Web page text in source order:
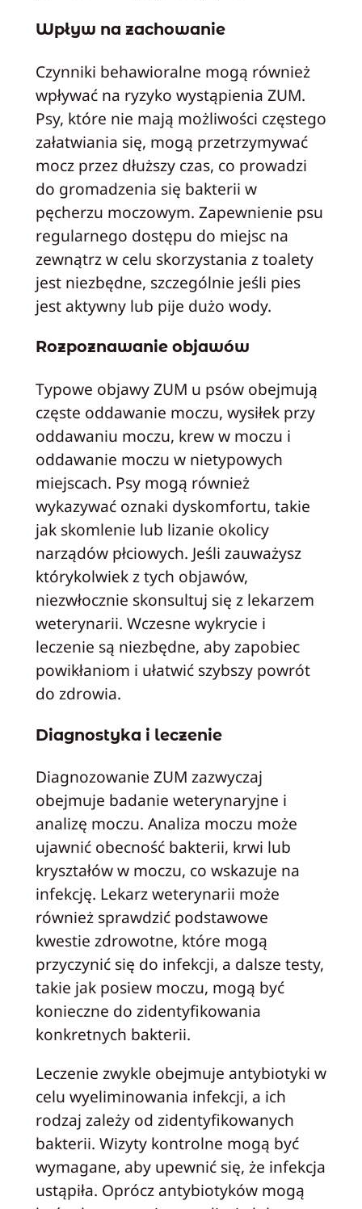
Wpływ na zachowanie
Czynniki behawioralne mogą również
wpływać na ryzyko wystąpienia ZUM.
Psy, które nie mają możliwości częstego
załatwiania się, mogą przetrzymywać
mocz przez dłuższy czas, co prowadzi
do gromadzenia się bakterii w
pęcherzu moczowym. Zapewnienie psu
regularnego dostępu do miejsc na
zewnątrz w celu skorzystania z toalety
jest niezbędne, szczególnie jeśli pies
jest aktywny lub pije dużo wody.
Rozpoznawanie objawów
Typowe objawy ZUM u psów obejmują
częste oddawanie moczu, wysiłek przy
oddawaniu moczu, krew w moczu i
oddawanie moczu w nietypowych
miejscach. Psy mogą również
wykazywać oznaki dyskomfortu, takie
jak skomlenie lub lizanie okolicy
narządów płciowych. Jeśli zauważysz
którykolwiek z tych objawów,
niezwłocznie skonsultuj się z lekarzem
weterynarii. Wczesne wykrycie i
leczenie są niezbędne, aby zapobiec
powikłaniom i ułatwić szybszy powrót
do zdrowia.
Diagnostyka i leczenie
Diagnozowanie ZUM zazwyczaj
obejmuje badanie weterynaryjne i
analizę moczu. Analiza moczu może
ujawnić obecność bakterii, krwi lub
kryształów w moczu, co wskazuje na
infekcję. Lekarz weterynarii może
również sprawdzić podstawowe
kwestie zdrowotne, które mogą
przyczynić się do infekcji, a dalsze testy,
takie jak posiew moczu, mogą być
konieczne do zidentyfikowania
konkretnych bakterii.
Leczenie zwykle obejmuje antybiotyki w
celu wyeliminowania infekcji, a ich
rodzaj zależy od zidentyfikowanych
bakterii. Wizyty kontrolne mogą być
wymagane, aby upewnić się, że infekcja
ustąpiła. Oprócz antybiotyków mogą